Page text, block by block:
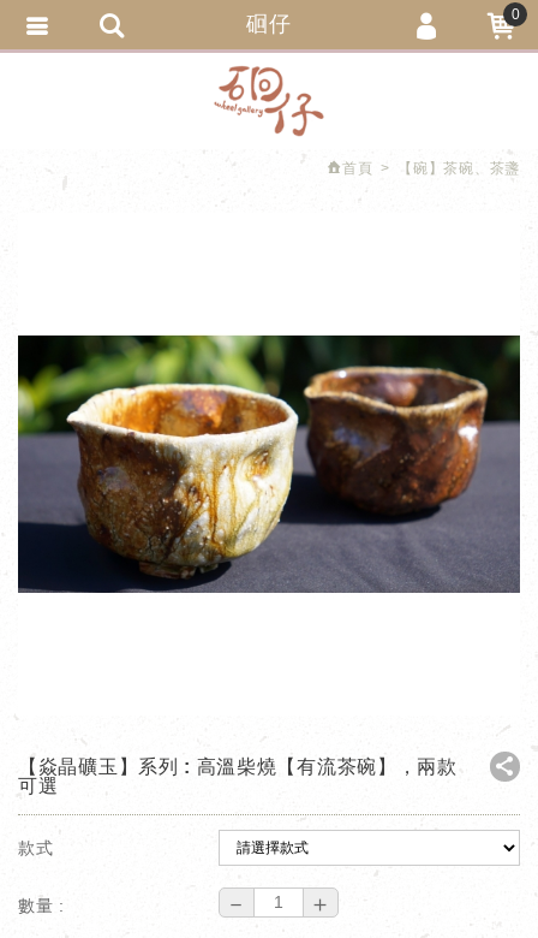
首頁 【碗】茶碗、茶盞
【焱晶礦玉】系列 : 高溫柴燒【有流茶碗】，兩款
可選
款式
數量 : － ＋
硘仔 0
會員登入
會員註冊
繁體中文